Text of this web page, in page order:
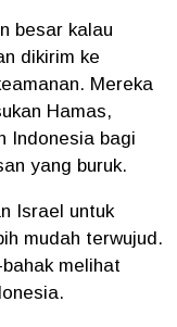
besar kalau
dikirim ke
Mereka
Hamas,
Indonesia bagi
yang buruk.
Israel untuk
mudah terwujud.
melihat